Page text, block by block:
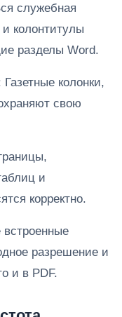
служебная
колонтитулы
разделы Word.
Газетные колонки,
свою
и
корректно.
встроенные
разрешение и
и в PDF.